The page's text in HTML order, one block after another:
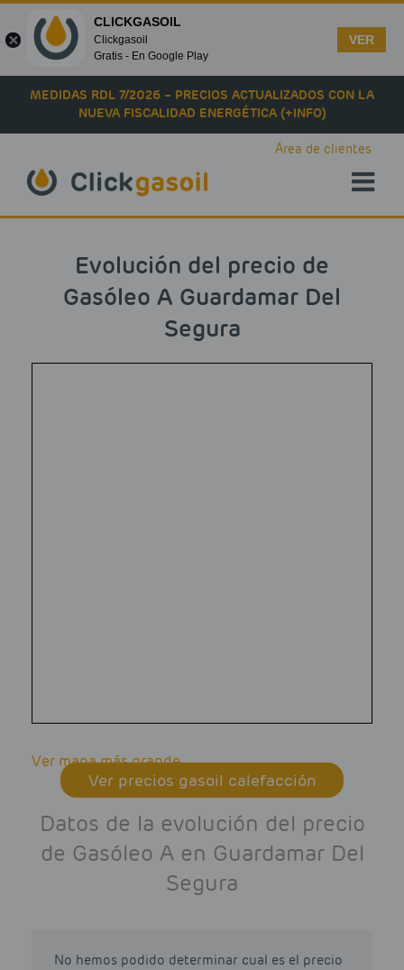
Skip to main content
MEDIDAS RDL 7/2026 – PRECIOS ACTUALIZADOS CON LA
NUEVA FISCALIDAD ENERGÉTICA (+INFO)
Área de clientes
Evolución del precio de
Gasóleo A Guardamar Del
Segura
Ver mapa más grande
Ver precios gasoil calefacción
Datos de la evolución del precio
de Gasóleo A en Guardamar Del
Segura
No hemos podido determinar cual es el precio
CLICKGASOIL
Clickgasoil
Gratis - En Google Play
VER